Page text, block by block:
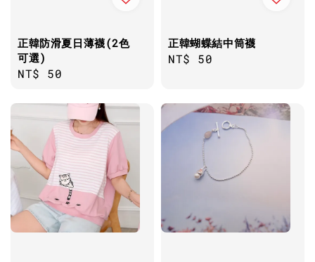
正韓防滑夏日薄襪(2色
可選)
Regular
NT$ 50
正韓蝴蝶結中筒襪
Regular
NT$ 50